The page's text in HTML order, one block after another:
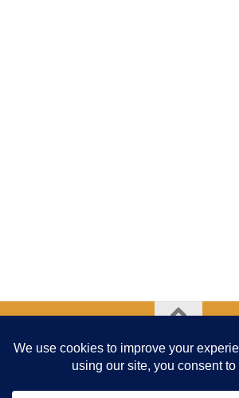
Addav - Association de
l'Abeille en Ville © 2026. Tous
Fièrement propulsé par - Conçu par